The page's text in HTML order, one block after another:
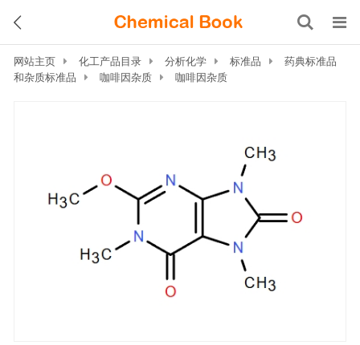
网站主页 化工产品目录 分析化学 标准品
药典标准品
和杂质标准品
咖啡因杂质 咖啡因杂质